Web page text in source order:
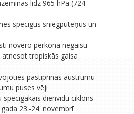
līdz 965 hPa (724
spēcīgus sniegputeņus un
novēro pērkona negaisu
tropiskās gaisa
pastiprinās austrumu
puses vēji
specīgākais dienvidu ciklons
23.-24. novembrī